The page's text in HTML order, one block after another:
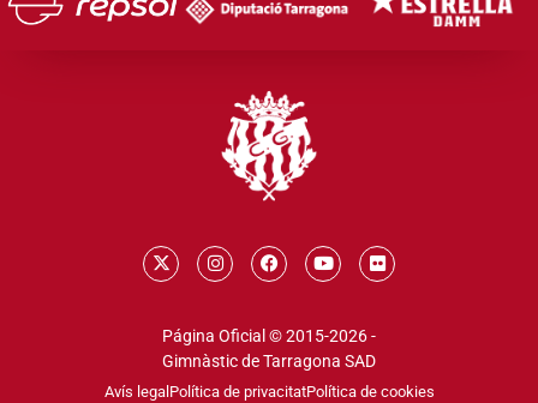
Página Oficial © 2015-2026 -
Gimnàstic de Tarragona SAD
Avís legalPolítica de privacitatPolítica de cookies